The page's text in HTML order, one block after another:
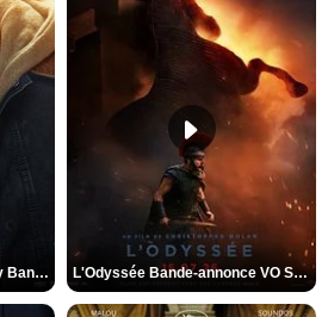
Spider-Man: Brand New Day Bande-annonce VO STFR L'Odyssée Bande-annonce VO STFR